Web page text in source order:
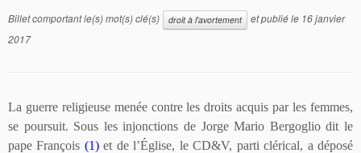
Billet comportant le(s) mot(s) clé(s) droit à l'avortement et publié le 16 janvier
2017
La guerre religieuse menée contre les droits acquis par les femmes,
se poursuit. Sous les injonctions de Jorge Mario Bergoglio dit le
pape François (1)et de l’Église, le CD&V, parti clérical, a déposé